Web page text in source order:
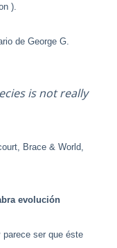
).
de George G.
is not really
Brace & World,
evolución
ser que éste